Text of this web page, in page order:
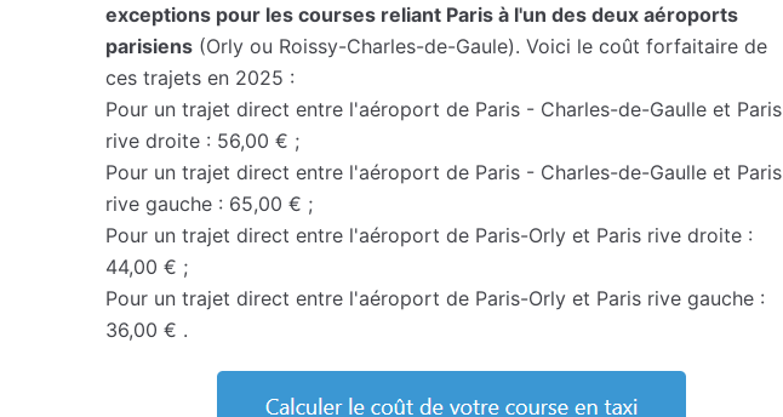
exceptions pour les courses reliant Paris à l'un des deux aéroports
parisiens (Orly ou Roissy-Charles-de-Gaule). Voici le coût forfaitaire de
ces trajets en 2025 :
Pour un trajet direct entre l'aéroport de Paris - Charles-de-Gaulle et Paris
rive droite : 56,00 € ;
Pour un trajet direct entre l'aéroport de Paris - Charles-de-Gaulle et Paris
rive gauche : 65,00 € ;
Pour un trajet direct entre l'aéroport de Paris-Orly et Paris rive droite :
44,00 € ;
Pour un trajet direct entre l'aéroport de Paris-Orly et Paris rive gauche :
36,00 € .